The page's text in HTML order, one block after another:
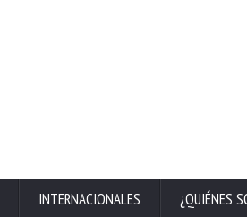
INTERNACIONALES ¿QUIÉNES